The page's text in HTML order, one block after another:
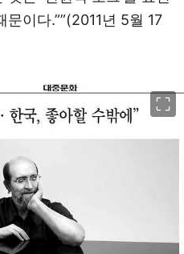
이다.””(2011년 5월 17